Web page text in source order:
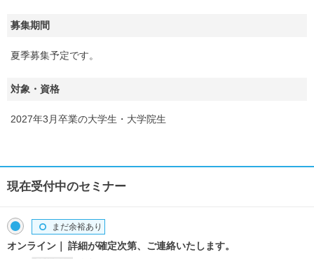
募集期間
夏季募集予定です。
対象・資格
2027年3月卒業の大学生・大学院生
現在受付中のセミナー
オンライン 詳細が確定次第、ご連絡いたします。
まだ余裕あり